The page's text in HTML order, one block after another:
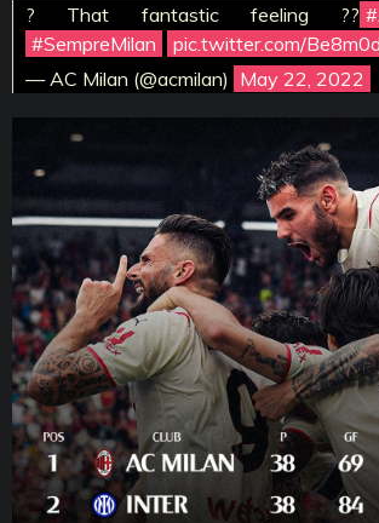
? That fantastic feeling ??
#SempreMilan
pic.twitter.com/
— AC Milan (@acmilan) May 22, 2022